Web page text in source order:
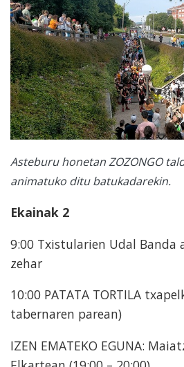
Asteburu honetan ZOZONGO
animatuko ditu batukadarekin.
Ekainak 2
9:00 Txistularien Udal Banda
zehar
10:00 PATATA TORTILA
tabernaren parean)
IZEN EMATEKO EGUNA: